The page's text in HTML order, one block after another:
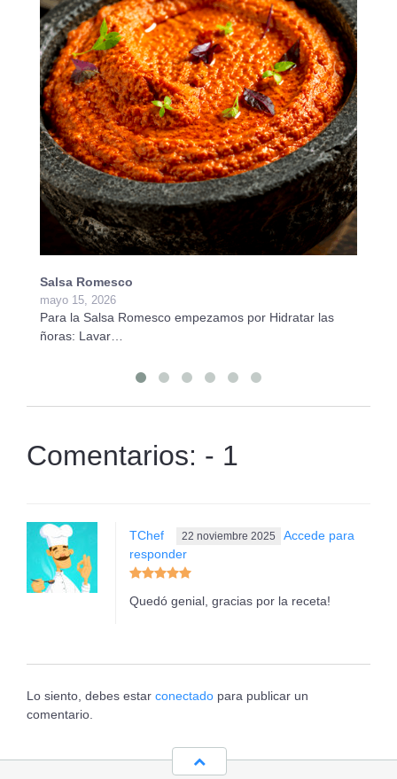
Salsa Romesco
mayo 15, 2026
Para la Salsa Romesco empezamos por Hidratar las
ñoras: Lavar…
Comentarios: - 1
TChef 22 noviembre 2025
Accede para
responder
Quedó genial, gracias por la receta!
Lo siento, debes estar conectado para publicar un
comentario.